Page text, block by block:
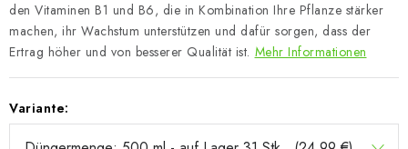
den Vitaminen B1 und B6, die in Kombination Ihre Pflanze stärker
machen, ihr Wachstum unterstützen und dafür sorgen, dass der
Ertrag höher und von besserer Qualität ist. Mehr Informationen
Variante: